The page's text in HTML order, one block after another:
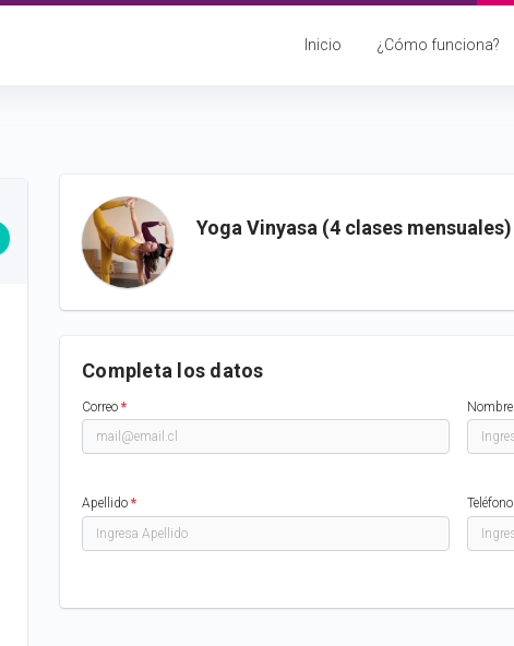
Inicio ¿Cómo funciona?
Yoga Vinyasa (4 clases mensuales)
Completa los datos
Correo * Nombre
Apellido * Teléfono